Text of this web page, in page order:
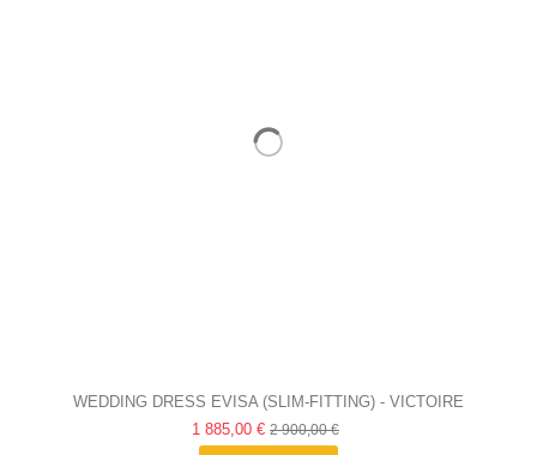
WEDDING DRESS EVISA (SLIM-FITTING) - VICTOIRE
VERMEULEN
1 885,00 € 2 900,00 €